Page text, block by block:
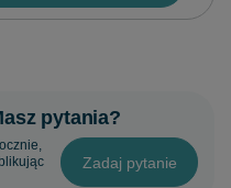
pytania?
Zadaj pytanie